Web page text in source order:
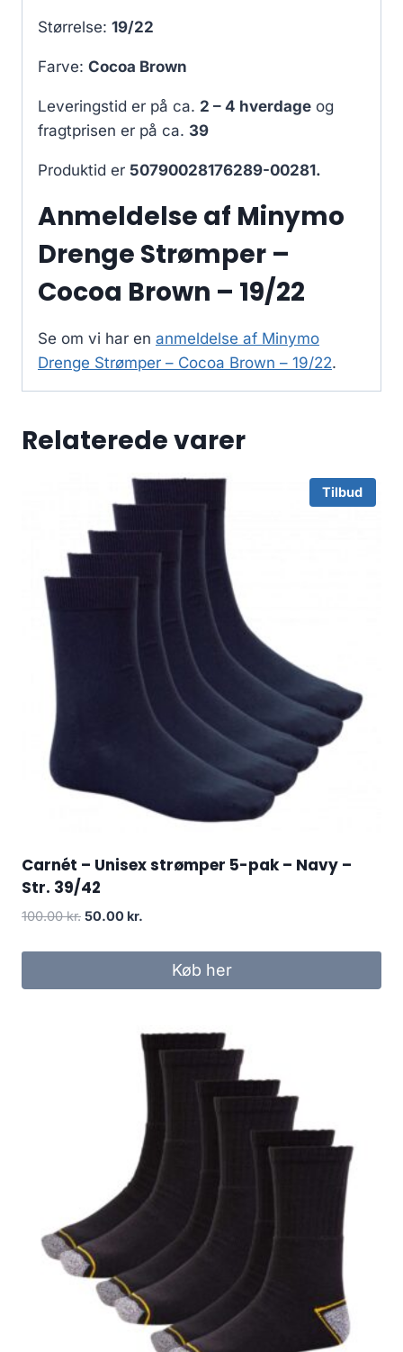
Størrelse: 19/22
Farve: Cocoa Brown
Leveringstid er på ca. 2 – 4 hverdage og
fragtprisen er på ca. 39
Produktid er 50790028176289-00281.
Anmeldelse af Minymo
Drenge Strømper –
Cocoa Brown – 19/22
Se om vi har en anmeldelse af Minymo
Drenge Strømper – Cocoa Brown – 19/22.
Relaterede varer
Tilbud
Carnét – Unisex strømper 5-pak – Navy –
Str. 39/42
100.00kr. Original
was:
50.00 kr.
is:
50.00 kr..
Køb her